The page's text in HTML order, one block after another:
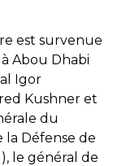
est survenue
Abou Dhabi
Igor
Kushner et
du
Défense de
le général de